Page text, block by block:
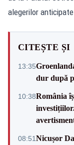
alegerilor
CITEȘTE ȘI
13:35
dur după
10:38România
08:51Nicușor